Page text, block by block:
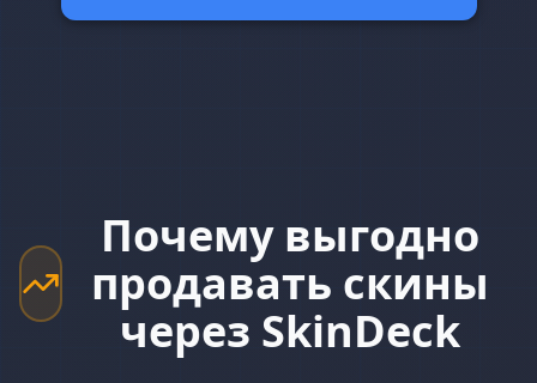
Почему выгодно
продавать скины
через SkinDeck